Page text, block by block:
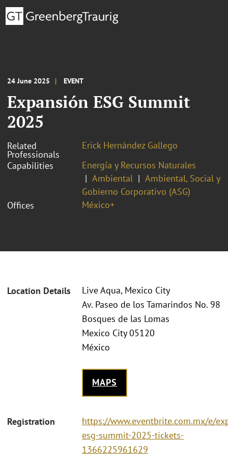
24 June 2025 EVENT
Expansión ESG Summit
2025
Related
Professionals
Erick Hernández Gallego
Capabilities
Energía y Recursos Naturales
Ambiental
Ambiental, Social y
Gobierno Corporativo (ASG)
Offices
México+
Location Details
Live Aqua, Mexico City
Av. Paseo de los Tamarindos No. 98
Bosques de las Lomas
Mexico City 05120
México
MAPS
Registration
https://www.eventbrite.com.mx/e/
esg-summit-2025-tickets-
1366225961629